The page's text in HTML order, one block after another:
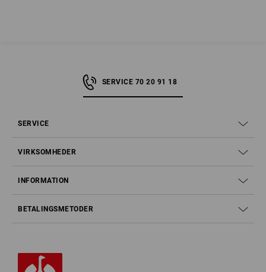
SERVICE 70 20 91 18
SERVICE
VIRKSOMHEDER
INFORMATION
BETALINGSMETODER